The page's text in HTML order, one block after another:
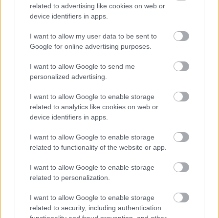
related to advertising like cookies on web or
device identifiers in apps.
I want to allow my user data to be sent to
Google for online advertising purposes.
I want to allow Google to send me
personalized advertising.
I want to allow Google to enable storage
related to analytics like cookies on web or
device identifiers in apps.
I want to allow Google to enable storage
related to functionality of the website or app.
I want to allow Google to enable storage
related to personalization.
I want to allow Google to enable storage
related to security, including authentication
Pénteken újra csökken a benzin és a gázolaj ára is
Országgyűlés
Harmadfokú hőségriasztás az országban: Szolnokon klímát
A zárkában rosszul lett, elájult – ilyen körülményekről
számoltak be a szolnoki börtönből
Váratlan fennakadás borította fel a Szolnok–Kecskemét
vasútvonal közlekedését
elbocsátott dolgozón segítene
kerékpárgyártás meghatározó szereplője
Egyszer fent, egyszer lent, így festett a Duna a két évvel